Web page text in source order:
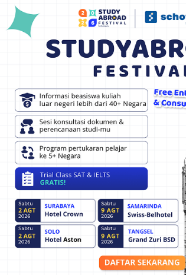
Channel Youtube Ini
atau keluar.
sesuatu yang sudah lama diinginkan.
apa yang dikatakan orang lain.
lagi.